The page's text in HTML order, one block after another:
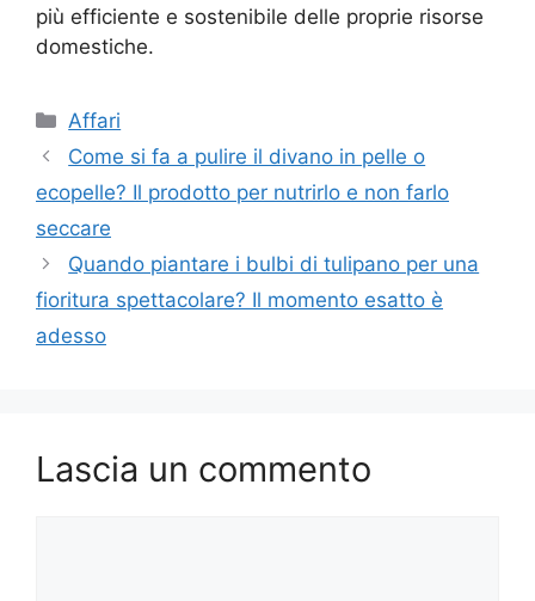
più efficiente e sostenibile delle proprie risorse
domestiche.
Categorie
Affari
Come si fa a pulire il divano in pelle o
ecopelle? Il prodotto per nutrirlo e non farlo
seccare
Quando piantare i bulbi di tulipano per una
fioritura spettacolare? Il momento esatto è
adesso
Lascia un commento